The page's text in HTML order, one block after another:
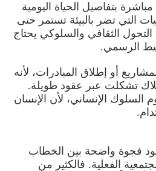
بتفاصيل الحياة اليومية
التي تضر بالبيئة تستمر حتى
الثقافي والسلوكي يحتاج
الرسمي.
أو إطلاق المبادرات، لأنه
تشكلت عبر عقود طويلة.
السلوك الإنساني، لأن الإنسان
فجوة واضحة بين الخطاب
الفعلية. فالكثير من